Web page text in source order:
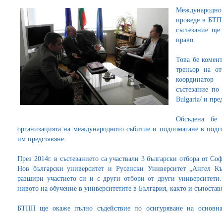
проведе в
състезание
право.
Това бе
треньор на
състезание
Bulgaria/ и
Обсъдена
организацията на международното събитие и подпомагане в
им представяне.
През 2014г. в състезанието са участвали 3 български отбора от
Нов български университет и Русенски Университет „Ангел
разшири участието си и с други отбори от други
нивото на обучение в университетите в България, както и
БТПП ще окаже пълно съдействие по осигуряване на